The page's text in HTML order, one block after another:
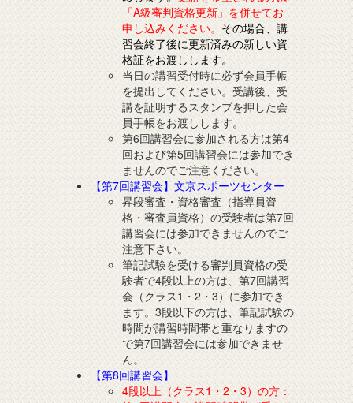
「A級審判資格更新」を併せてお
申し込みください。その場合、講
習会終了後に更新済みの新しい資
格証をお渡しします。
当日の講習受付時に必ず会員手帳
を提出してください。受講後、受
講を証明するスタンプを押した会
員手帳をお渡しします。
第6回講習会に参加される方は第4
回および第5回講習会には参加でき
ませんのでご注意ください。
【第7回講習会】文京スポーツセンター
昇段審査・資格審査（指導員資
格・審査員資格）の受験者は第7回
講習会には参加できませんのでご
注意下さい。
筆記試験を受ける審判員資格の受
験者で4段以上の方は、第7回講習
会（クラス1・2・3）に参加でき
ます。3段以下の方は、筆記試験の
時間が講習時間帯と重なりますの
で第7回講習会には参加できませ
ん。
【第8回講習会】
4段以上（クラス1・2・3）の方：